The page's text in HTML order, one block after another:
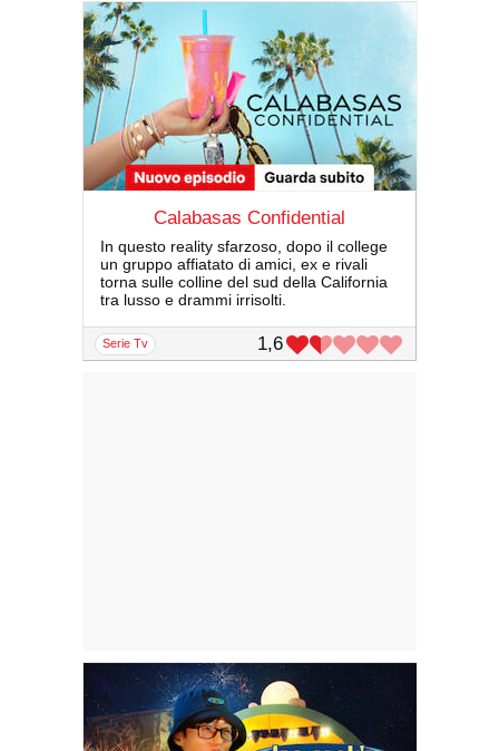
Calabasas Confidential
In questo reality sfarzoso, dopo il college
un gruppo affiatato di amici, ex e rivali
torna sulle colline del sud della California
tra lusso e drammi irrisolti.
serie Tv 1,6